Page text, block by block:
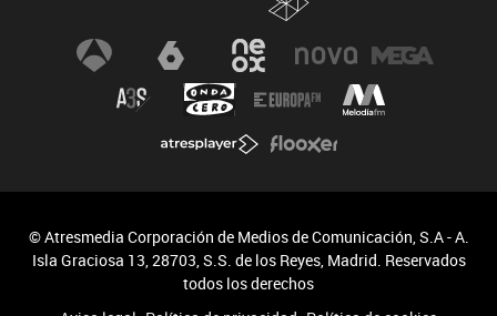
© Atresmedia Corporación de Medios de Comunicación, S.A - A.
Isla Graciosa 13, 28703, S.S. de los Reyes, Madrid. Reservados
todos los derechos